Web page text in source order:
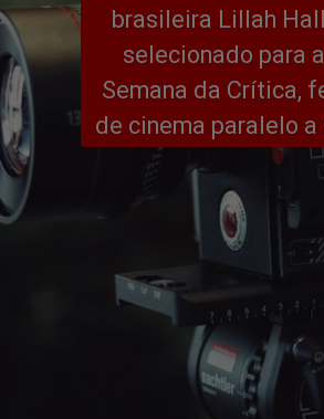
brasileira Lillah
selecionado para
Semana da Crítica,
de cinema paralelo a